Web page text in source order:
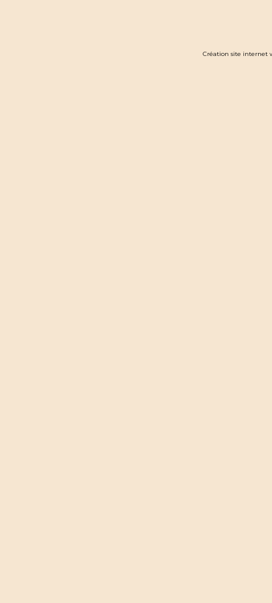
Création site internet